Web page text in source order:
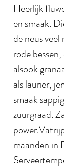
Heerlijk
en smaak.
de neus
rode
alsook
als laurier,
smaak
zuurgraad.
maanden in